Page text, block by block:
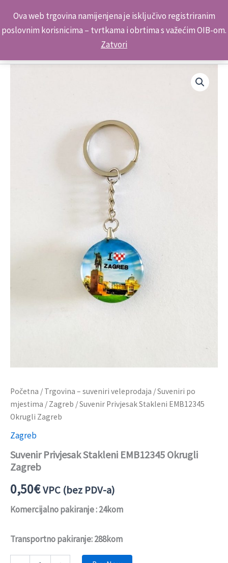
Ova web trgovina namijenjena je isključivo registriranim
poslovnim korisnicima – tvrtkama i obrtima s važećim OIB-om.
Zatvori
content
Kontakt telefon: +385 98 179 3891
Početna / Trgovina – suveniri veleprodaja /Suveniri po
mjestima / Zagreb / Suvenir Privjesak Stakleni EMB12345
Okrugli Zagreb
Zagreb
Suvenir Privjesak Stakleni EMB12345 Okrugli
Zagreb
0,50€VPC (bez PDV-a)
Komercijalno pakiranje : 24kom
Transportno pakiranje: 288kom